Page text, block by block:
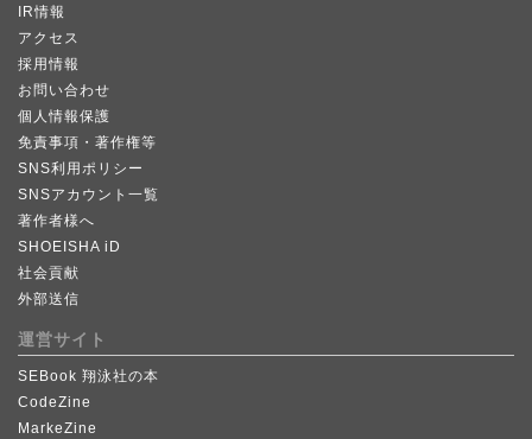
IR情報
アクセス
採用情報
お問い合わせ
個人情報保護
免責事項・著作権等
SNS利用ポリシー
SNSアカウント一覧
著作者様へ
SHOEISHA iD
社会貢献
外部送信
運営サイト
SEBook 翔泳社の本
CodeZine
MarkeZine